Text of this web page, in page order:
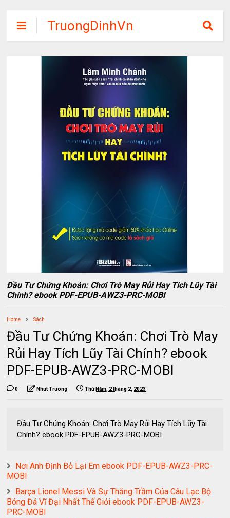
TruongDinhVn
Chia sẽ ebook,
các khóa học,
phần mềm học
tập miễn phí
Đầu Tư Chứng Khoán: Chơi Trò May Rủi Hay Tích Lũy Tài
Chính? ebook PDF-EPUB-AWZ3-PRC-MOBI
Home Sách
Đầu Tư Chứng Khoán: Chơi Trò May
Rủi Hay Tích Lũy Tài Chính? ebook
PDF-EPUB-AWZ3-PRC-MOBI
0 Nhut Truong Thứ Năm, 2 tháng 2, 2023
Đầu Tư Chứng Khoán: Chơi Trò May Rủi Hay Tích Lũy Tài
Chính? ebook PDF-EPUB-AWZ3-PRC-MOBI
Nơi Anh Định Bỏ Lại Em ebook PDF-EPUB-AWZ3-PRC-
MOBI
Barça Lionel Messi Và Sự Thăng Trầm Của Câu Lạc Bộ
Bóng Đá Vĩ Đại Nhất Thế Giới ebook PDF-EPUB-AWZ3-
PRC-MOBI